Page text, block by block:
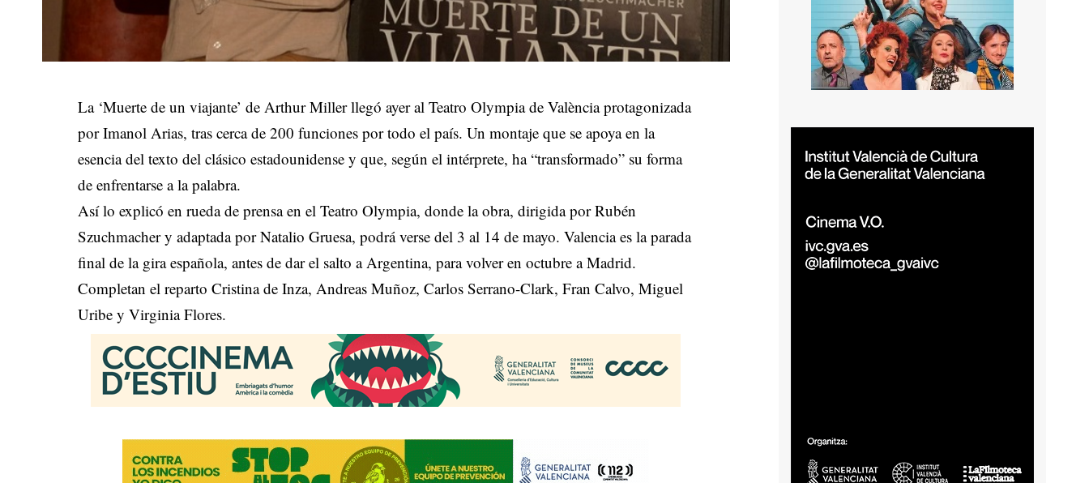
La ‘Muerte de un viajante’ de Arthur Miller llegó ayer al Teatro Olympia de València protagonizada
por Imanol Arias, tras cerca de 200 funciones por todo el país. Un montaje que se apoya en la
esencia del texto del clásico estadounidense y que, según el intérprete, ha “transformado” su forma
de enfrentarse a la palabra.
Así lo explicó en rueda de prensa en el Teatro Olympia, donde la obra, dirigida por Rubén
Szuchmacher y adaptada por Natalio Gruesa, podrá verse del 3 al 14 de mayo. Valencia es la parada
final de la gira española, antes de dar el salto a Argentina, para volver en octubre a Madrid.
Completan el reparto Cristina de Inza, Andreas Muñoz, Carlos Serrano-Clark, Fran Calvo, Miguel
Uribe y Virginia Flores.